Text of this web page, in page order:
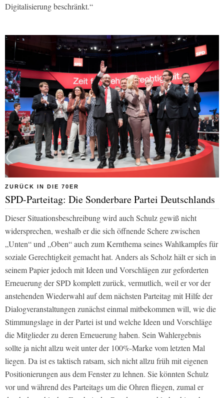
Digitalisierung beschränkt.“
ZURÜCK IN DIE 70ER
SPD-Parteitag: Die Sonderbare Partei Deutschlands
Dieser Situationsbeschreibung wird auch Schulz gewiß nicht
widersprechen, weshalb er die sich öffnende Schere zwischen
„Unten“ und „Oben“ auch zum Kernthema seines Wahlkampfes für
soziale Gerechtigkeit gemacht hat. Anders als Scholz hält er sich in
seinem Papier jedoch mit Ideen und Vorschlägen zur geforderten
Erneuerung der SPD komplett zurück, vermutlich, weil er vor der
anstehenden Wiederwahl auf dem nächsten Parteitag mit Hilfe der
Dialogveranstaltungen zunächst einmal mitbekommen will, wie die
Stimmungslage in der Partei ist und welche Ideen und Vorschläge
die Mitglieder zu deren Erneuerung haben. Sein Wahlergebnis
sollte ja nicht allzu weit unter der 100%-Marke vom letzten Mal
liegen. Da ist es taktisch ratsam, sich nicht allzu früh mit eigenen
Positionierungen aus dem Fenster zu lehnen. Sie könnten Schulz
vor und während des Parteitags um die Ohren fliegen, zumal er